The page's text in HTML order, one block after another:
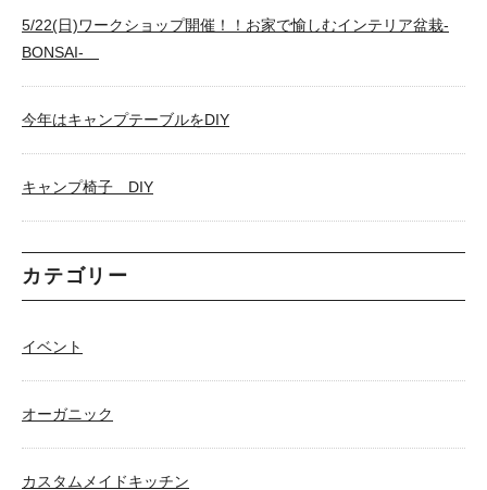
5/22(日)ワークショップ開催！！お家で愉しむインテリア盆栽-
BONSAI-
今年はキャンプテーブルをDIY
キャンプ椅子 DIY
カテゴリー
イベント
オーガニック
カスタムメイドキッチン